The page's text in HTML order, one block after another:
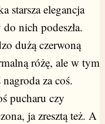
starsza elegancja
nich podeszła.
dużą czerwoną
różę, ale w tym
za coś.
pucharu czy
ja zresztą też. A